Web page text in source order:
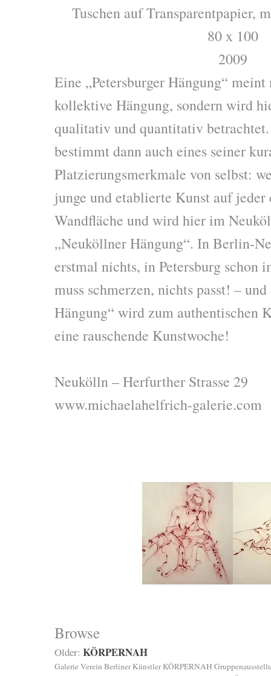
Tuschen auf Transparentpapier,
80 x 100
2009
Eine „Petersburger Hängung“
kollektive Hängung, sondern wird
qualitativ und quantitativ betrachtet.
bestimmt dann auch eines seiner
Platzierungsmerkmale von selbst:
junge und etablierte Kunst auf jeder
Wandfläche und wird hier im
„Neuköllner Hängung“. In Berlin-
erstmal nichts, in Petersburg schon
muss schmerzen, nichts passt! –
Hängung“ wird zum authentischen
eine rauschende Kunstwoche!
Neukölln – Herfurther Strasse 29
www.michaelahelfrich-galerie.com
Browse
Older: KÖRPERNAH
Galerie Verein Berliner Künstler KÖRPERNAH